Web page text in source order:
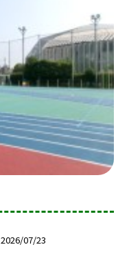
2026/07/23